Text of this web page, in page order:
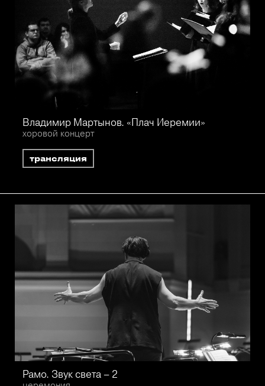
Владимир Мартынов. «Плач Иеремии»
хоровой концерт
трансляция
Рамо. Звук света – 2